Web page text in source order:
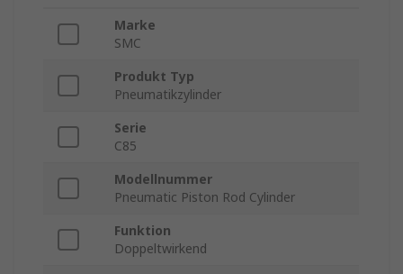
Marke
SMC
Produkt Typ
Pneumatikzylinder
Serie
C85
Modellnummer
Pneumatic Piston Rod Cylinder
Funktion
Doppeltwirkend